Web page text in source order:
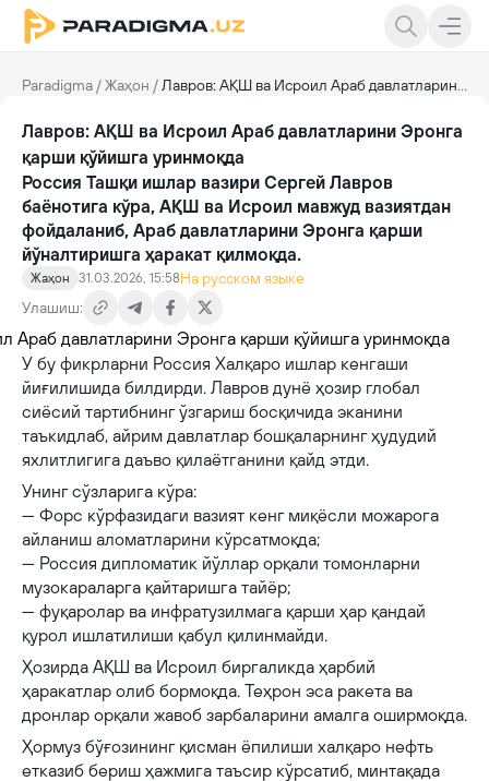
Paradigma /Жаҳон /Лавров: АҚШ ва Исроил Араб давлатларини Эронга қарши қўйишга уринмоқда
Лавров: АҚШ ва Исроил Араб давлатларини Эронга
қарши қўйишга уринмоқда
Россия Ташқи ишлар вазири Сергей Лавров
баёнотига кўра, АҚШ ва Исроил мавжуд вазиятдан
фойдаланиб, Араб давлатларини Эронга қарши
йўналтиришга ҳаракат қилмоқда.
Жаҳон 31.03.2026, 15:58На русском языке
Улашиш:
У бу фикрларни Россия Халқаро ишлар кенгаши
йиғилишида билдирди. Лавров дунё ҳозир глобал
сиёсий тартибнинг ўзгариш босқичида эканини
таъкидлаб, айрим давлатлар бошқаларнинг ҳудудий
яхлитлигига даъво қилаётганини қайд этди.
Унинг сўзларига кўра:
— Форс кўрфазидаги вазият кенг миқёсли можарога
айланиш аломатларини кўрсатмоқда;
— Россия дипломатик йўллар орқали томонларни
музокараларга қайтаришга тайёр;
— фуқаролар ва инфратузилмага қарши ҳар қандай
қурол ишлатилиши қабул қилинмайди.
Ҳозирда АҚШ ва Исроил биргаликда ҳарбий
ҳаракатлар олиб бормоқда. Теҳрон эса ракета ва
дронлар орқали жавоб зарбаларини амалга оширмоқда.
Ҳормуз бўғозининг қисман ёпилиши халқаро нефть
етказиб бериш ҳажмига таъсир кўрсатиб, минтақада